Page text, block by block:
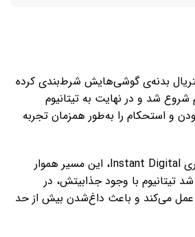
بدنه‌ی گوشی‌هایش شرط‌بندی کرده
شروع شد و در نهایت به تیتانیوم
و استحکام را به‌طور همزمان تجربه
طبق ادعای حساب کاربری Instant Digital، این مسیر هموار
تیتانیوم با وجود جذابیتش، در
می‌کند و باعث داغ‌شدن بیش از حد